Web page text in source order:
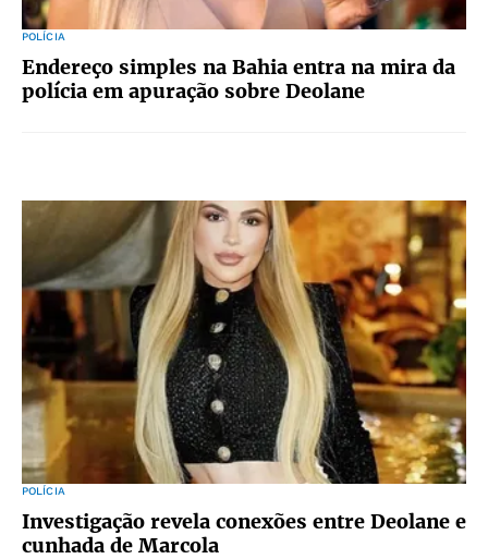
POLÍCIA
Endereço simples na Bahia entra na mira da
polícia em apuração sobre Deolane
POLÍCIA
Investigação revela conexões entre Deolane e
cunhada de Marcola